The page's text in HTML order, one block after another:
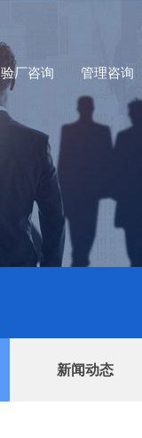
验厂咨询 管理咨询
新闻动态